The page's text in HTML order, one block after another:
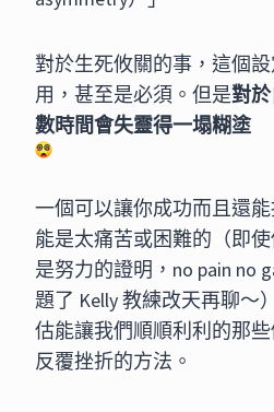
對於生死攸關的事，這個
用，甚至是必須。但是對
數時間會失靈得一塌糊塗
一個可以讓你成功而且還
能是太痛苦或困難的（即
是努力的證明，no pain no
題了 Kelly 教練改天再聊
估能讓我們順順利利的那
反覆挫折的方法。